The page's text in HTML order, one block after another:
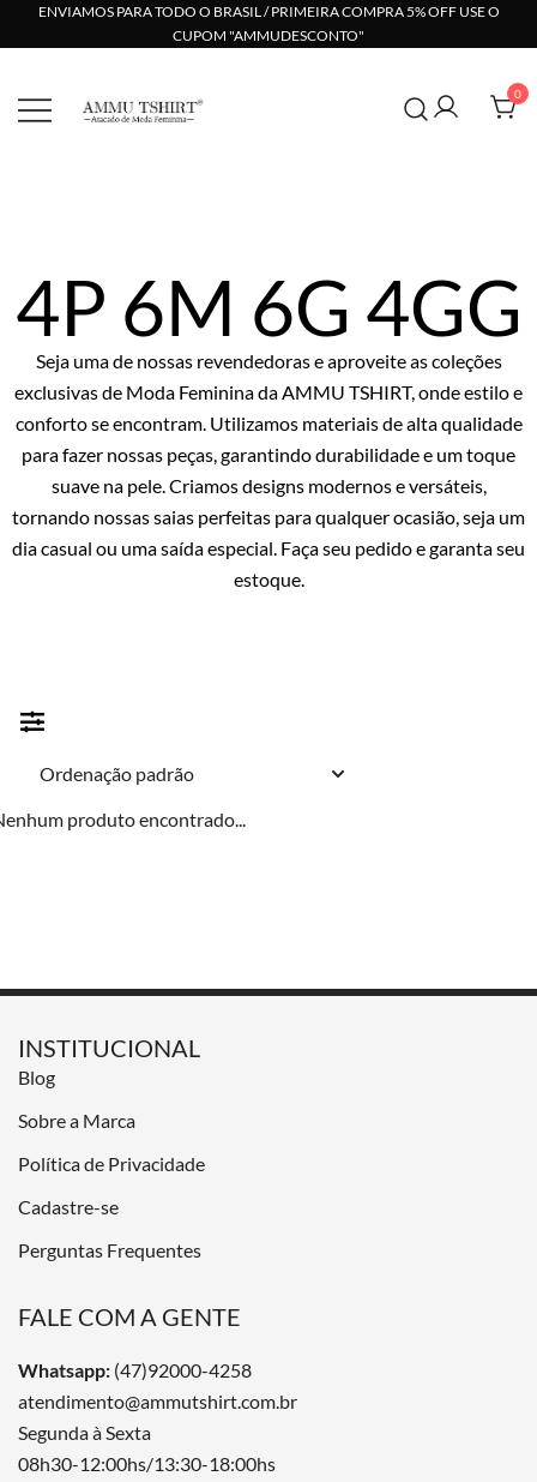
ENVIAMOS PARA TODO O BRASIL / PRIMEIRA COMPRA 5% OFF USE O
CUPOM "AMMUDESCONTO"
0
4P 6M 6G 4GG
Seja uma de nossas revendedoras e aproveite as coleções
exclusivas de Moda Feminina da AMMU TSHIRT, onde estilo e
conforto se encontram. Utilizamos materiais de alta qualidade
para fazer nossas peças, garantindo durabilidade e um toque
suave na pele. Criamos designs modernos e versáteis,
tornando nossas saias perfeitas para qualquer ocasião, seja um
dia casual ou uma saída especial. Faça seu pedido e garanta seu
estoque.
produto encontrado...
INSTITUCIONAL
Blog
Sobre a Marca
Política de Privacidade
Cadastre-se
Perguntas Frequentes
FALE COM A GENTE
Whatsapp: (47)92000-4258
atendimento@ammutshirt.com.br
Segunda à Sexta
08h30-12:00hs/13:30-18:00hs